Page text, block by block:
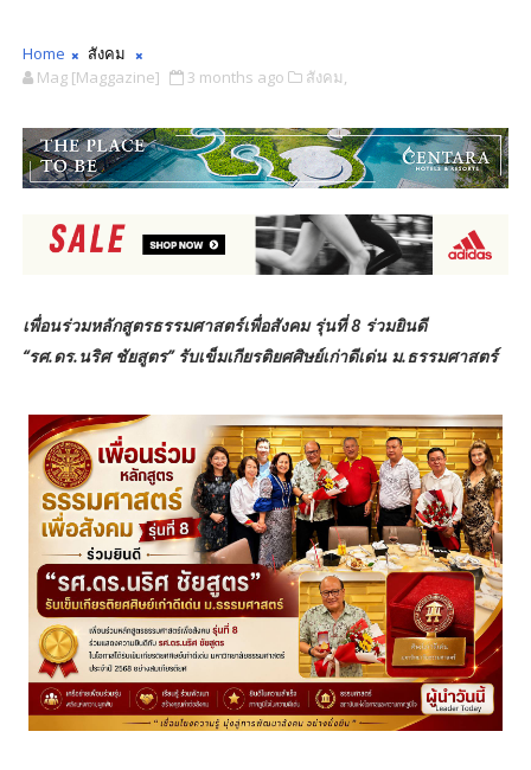
Home
สังคม
Mag [Maggazine]
3 months ago สังคม,
เพื่อนร่วมหลักสูตรธรรมศาสตร์เพื่อสังคม รุ่นที่ 8 ร่วมยินดี
“รศ.ดร.นริศ ชัยสูตร” รับเข็มเกียรติยศศิษย์เก่าดีเด่น ม.ธรรมศาสตร์